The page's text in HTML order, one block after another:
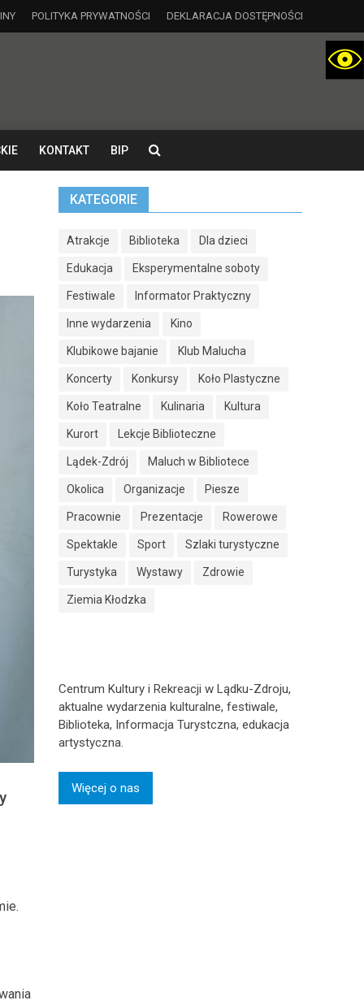
POLITYKA PRYWATNOŚCI DEKLARACJA DOSTĘPNOŚCI
KONTAKT BIP
KATEGORIE
Atrakcje Biblioteka Dla dzieci
Edukacja Eksperymentalne soboty
Festiwale Informator Praktyczny
Inne wydarzenia Kino
Klubikowe bajanie Klub Malucha
Koncerty Konkursy Koło Plastyczne
Koło Teatralne Kulinaria Kultura
Kurort Lekcje Biblioteczne
Lądek-Zdrój Maluch w Bibliotece
Okolica Organizacje Piesze
Pracownie Prezentacje Rowerowe
Spektakle Sport Szlaki turystyczne
Turystyka Wystawy Zdrowie
Ziemia Kłodzka
Centrum Kultury i Rekreacji w Lądku-Zdroju,
aktualne wydarzenia kulturalne, festiwale,
Biblioteka, Informacja Turystczna, edukacja
artystyczna.
Więcej o nas